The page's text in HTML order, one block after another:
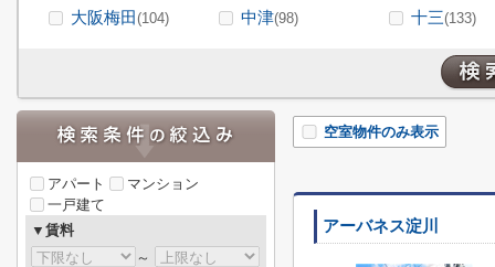
大阪梅田(104) 中津(98) 十三(133)
空室物件のみ表示
アーバネス淀川
アパート
マンション
一戸建て
▼賃料
～